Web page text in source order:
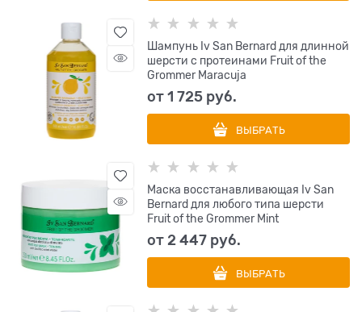
Шампунь Iv San Bernard для длинной
шерсти с протеинами Fruit of the
Grommer Maracuja
от1 725 руб.
ВЫБРАТЬ
Маска восстанавливающая Iv San
Bernard для любого типа шерсти
Fruit of the Grommer Mint
от2 447 руб.
ВЫБРАТЬ